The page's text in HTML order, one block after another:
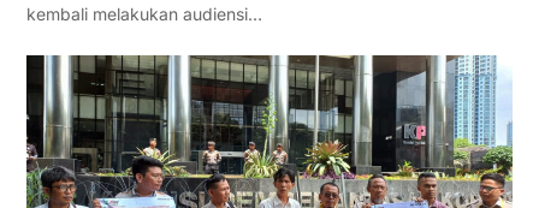
kembali melakukan audiensi…